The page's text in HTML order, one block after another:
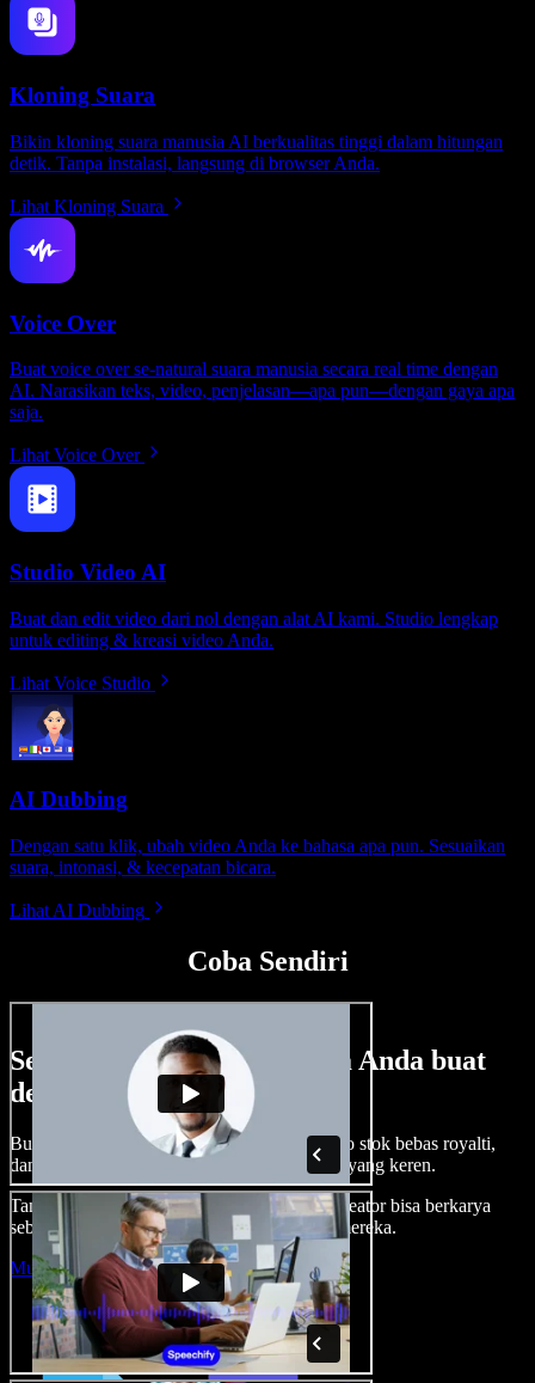
Kloning Suara
Bikin kloning suara manusia AI berkualitas tinggi dalam hitungan
detik. Tanpa instalasi, langsung di browser Anda.
Lihat Kloning Suara
Voice Over
Buat voice over se-natural suara manusia secara real time dengan
AI. Narasikan teks, video, penjelasan—apa pun—dengan gaya apa
saja.
Lihat Voice Over
Studio Video AI
Buat dan edit video dari nol dengan alat AI kami. Studio lengkap
untuk editing & kreasi video Anda.
Lihat Voice Studio
AI Dubbing
Dengan satu klik, ubah video Anda ke bahasa apa pun. Sesuaikan
suara, intonasi, & kecepatan bicara.
Lihat AI Dubbing
Coba Sendiri
Sedikit contoh hal yang bisa Anda buat
dengan Speechify Studio.
Buat voice over, tambah gambar, audio, video stok bebas royalti,
dan kloning suara untuk proyek audio-video yang keren.
Tanpa kurva belajar, semua dari browser—kreator bisa berkarya
sebebas mungkin dan wujudkan ide kreatif mereka.
Mulai Studio